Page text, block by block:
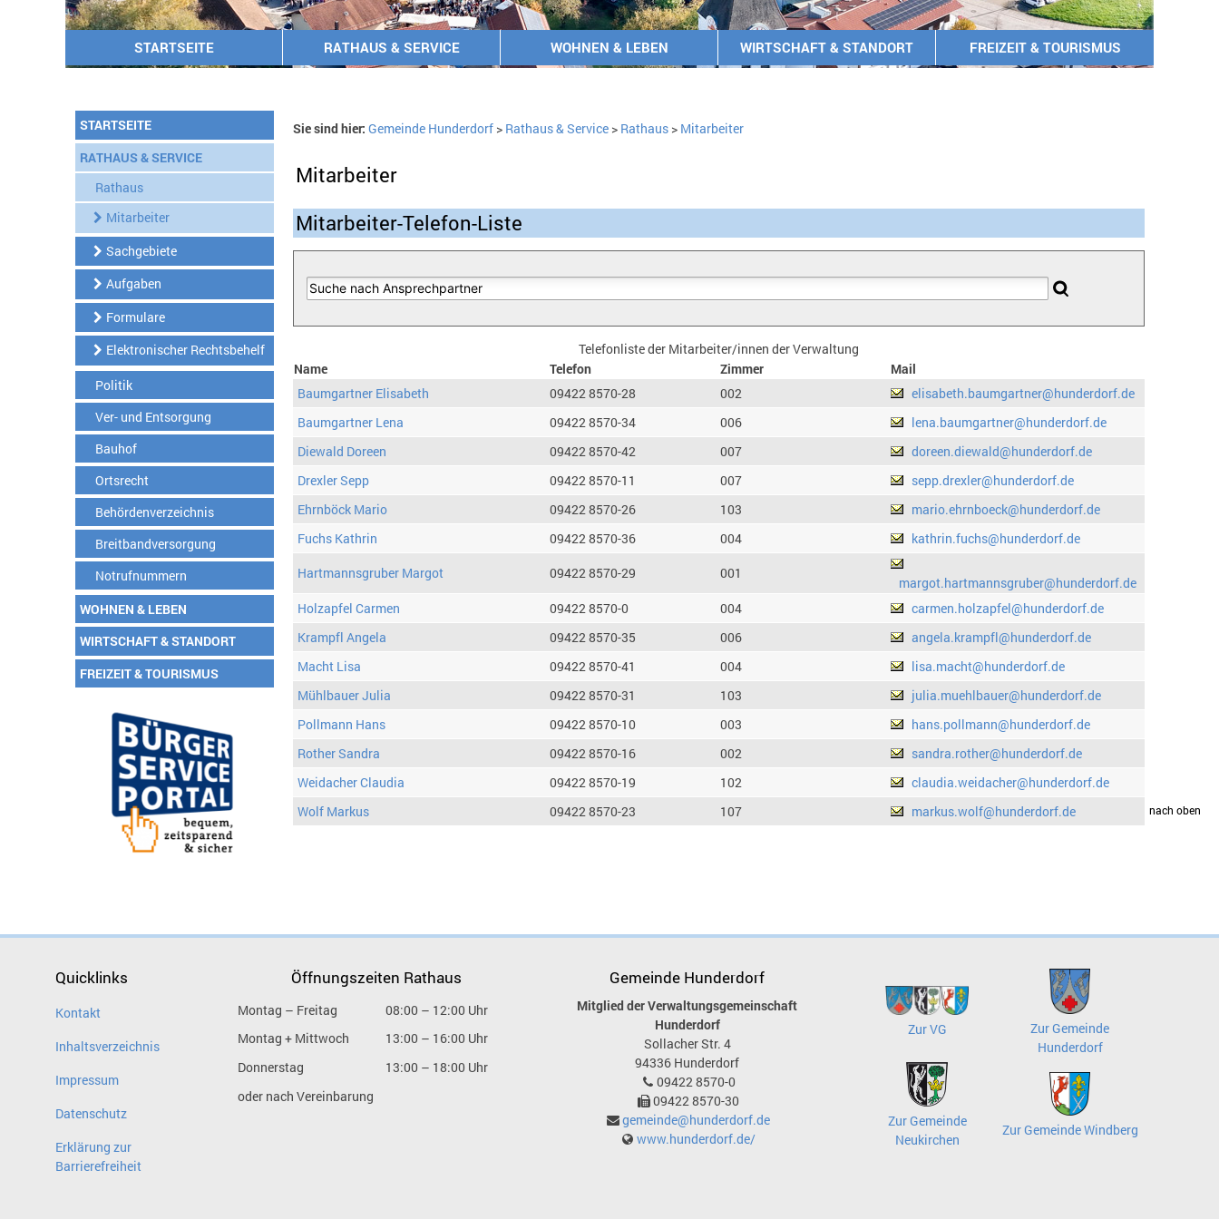
STARTSEITE RATHAUS & SERVICE WOHNEN & LEBEN WIRTSCHAFT & STANDORT FREIZEIT & TOURISMUS
STARTSEITE
RATHAUS & SERVICE
Rathaus
Mitarbeiter
Sachgebiete
Aufgaben
Formulare
Elektronischer Rechtsbehelf
Politik
Ver- und Entsorgung
Bauhof
Ortsrecht
Behördenverzeichnis
Breitbandversorgung
Notrufnummern
WOHNEN & LEBEN
WIRTSCHAFT & STANDORT
FREIZEIT & TOURISMUS
Sie sind hier: Gemeinde Hunderdorf> Rathaus & Service> Rathaus> Mitarbeiter
Mitarbeiter
Mitarbeiter-Telefon-Liste
Telefonliste der Mitarbeiter/innen der Verwaltung
Name
Telefon Zimmer
Mail
Baumgartner Elisabeth
09422 8570-28 002
elisabeth.baumgartner@hunderdorf.de
Baumgartner Lena
09422 8570-34 006
lena.baumgartner@hunderdorf.de
Diewald Doreen
09422 8570-42 007
doreen.diewald@hunderdorf.de
Drexler Sepp
09422 8570-11 007
sepp.drexler@hunderdorf.de
Ehrnböck Mario
09422 8570-26 103
mario.ehrnboeck@hunderdorf.de
Fuchs Kathrin
09422 8570-36 004
kathrin.fuchs@hunderdorf.de
Hartmannsgruber Margot
09422 8570-29 001
margot.hartmannsgruber@hunderdorf.de
Holzapfel Carmen
09422 8570-0 004
carmen.holzapfel@hunderdorf.de
Krampfl Angela
09422 8570-35 006
angela.krampfl@hunderdorf.de
Macht Lisa
09422 8570-41 004
lisa.macht@hunderdorf.de
Mühlbauer Julia
09422 8570-31 103
julia.muehlbauer@hunderdorf.de
Pollmann Hans
09422 8570-10 003
hans.pollmann@hunderdorf.de
Rother Sandra
09422 8570-16 002
sandra.rother@hunderdorf.de
Weidacher Claudia
09422 8570-19 102
claudia.weidacher@hunderdorf.de
Wolf Markus
09422 8570-23 107 markus.wolf@hunderdorf.dedrucken nach oben
Quicklinks
Kontakt
Inhaltsverzeichnis
Impressum
Datenschutz
Erklärung zur
Barrierefreiheit
Öffnungszeiten Rathaus
Montag – Freitag
08:00 – 12:00 Uhr
Montag + Mittwoch
13:00 – 16:00 Uhr
Donnerstag
13:00 – 18:00 Uhr
oder nach Vereinbarung
Gemeinde Hunderdorf
Mitglied der Verwaltungsgemeinschaft
Hunderdorf
Sollacher Str. 4
94336 Hunderdorf
09422 8570-0
09422 8570-30
gemeinde@hunderdorf.de
www.hunderdorf.de/
Zur VG
Zur Gemeinde
Hunderdorf
Zur Gemeinde
Neukirchen
Zur Gemeinde Windberg